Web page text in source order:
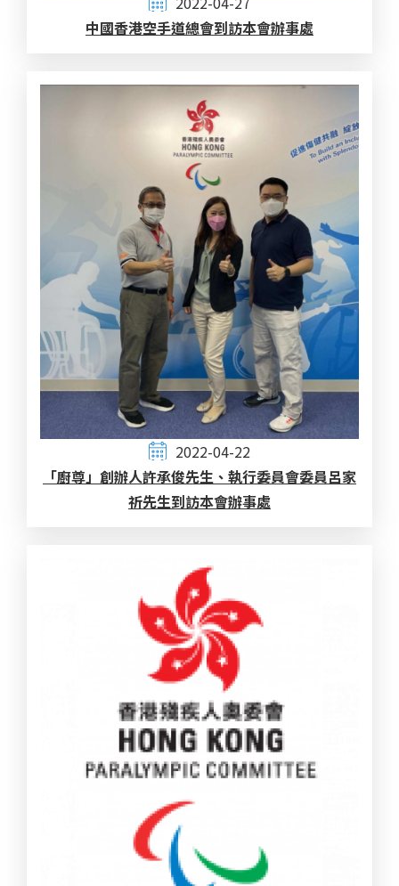
中國香港空手道總會到訪本會辦事處
2022-04-22
「廚尊」創辦人許承俊先生、執行委員會委員呂家
祈先生到訪本會辦事處